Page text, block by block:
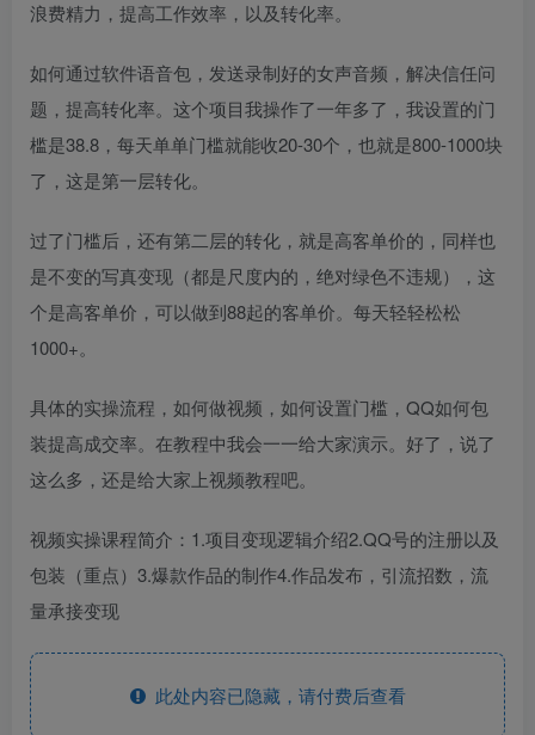
浪费精力，提高工作效率，以及转化率。
如何通过软件语音包，发送录制好的女声音频，解决信任问
题，提高转化率。这个项目我操作了一年多了，我设置的门
槛是38.8，每天单单门槛就能收20-30个，也就是800-1000块
了，这是第一层转化。
过了门槛后，还有第二层的转化，就是高客单价的，同样也
是不变的写真变现（都是尺度内的，绝对绿色不违规），这
个是高客单价，可以做到88起的客单价。每天轻轻松松
1000+。
具体的实操流程，如何做视频，如何设置门槛，QQ如何包
装提高成交率。在教程中我会一一给大家演示。好了，说了
这么多，还是给大家上视频教程吧。
视频实操课程简介：1.项目变现逻辑介绍2.QQ号的注册以及
包装（重点）3.爆款作品的制作4.作品发布，引流招数，流
量承接变现
此处内容已隐藏，请付费后查看